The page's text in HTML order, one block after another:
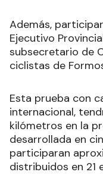
Además,
Ejecutivo
subsecretario de
ciclistas de
Esta prueba con
internacional,
kilómetros en la
desarrollada en
participaran
distribuidos en 21